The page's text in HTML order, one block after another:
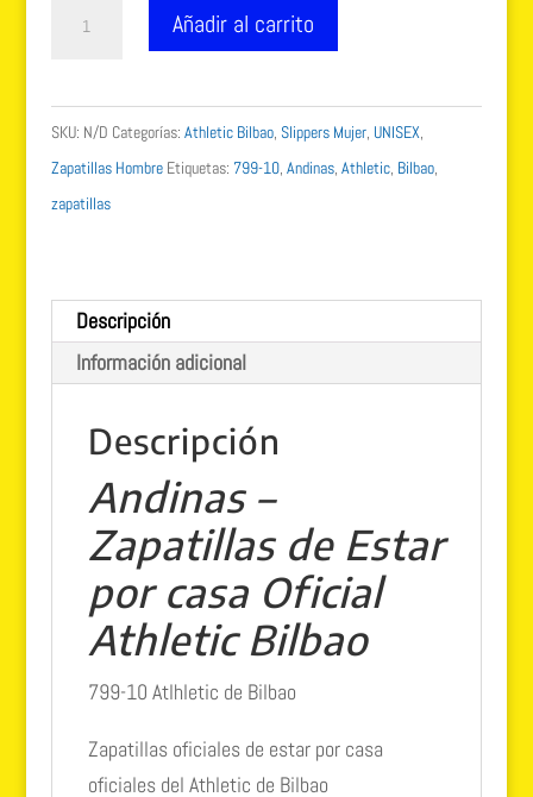
Athletic
Bilbao
bidalketa
Añadir al carrito
SKU: N/D Categorías: Athletic Bilbao, Slippers Mujer, UNISEX,
Zapatillas Hombre Etiquetas: 799-10, Andinas, Athletic, Bilbao,
zapatillas
Descripción
Información adicional
Descripción
Andinas –
Zapatillas de Estar
por casa Oficial
Athletic Bilbao
799-10 Atlhletic de Bilbao
Zapatillas oficiales de estar por casa
oficiales del Athletic de Bilbao